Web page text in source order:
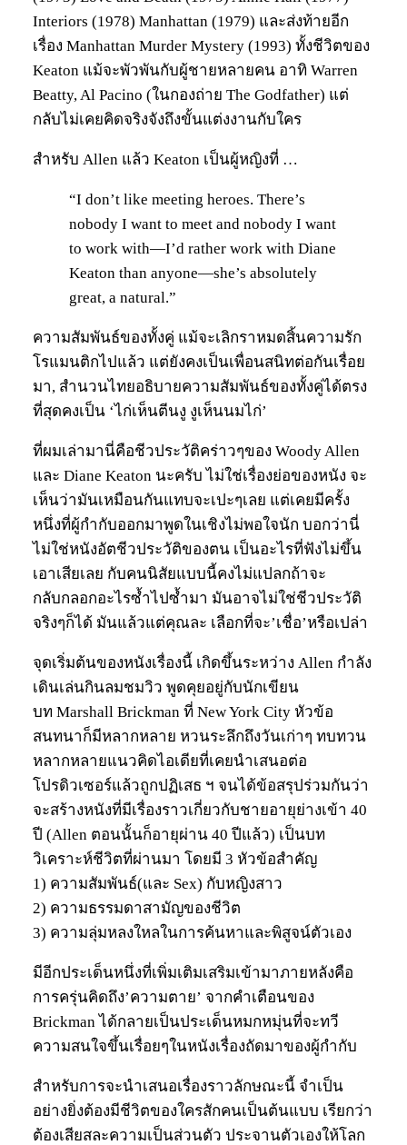
Interiors (1978) Manhattan (1979) และส่งท้ายอีก
เรื่อง Manhattan Murder Mystery (1993) ทั้งชีวิตของ
Keaton แม้จะพัวพันกับผู้ชายหลายคน อาทิ Warren
Beatty, Al Pacino (ในกองถ่าย The Godfather) แต่
กลับไม่เคยคิดจริงจังถึงขั้นแต่งงานกับใคร
สำหรับ Allen แล้ว Keaton เป็นผู้หญิงที่ …
“I don’t like meeting heroes. There’s
nobody I want to meet and nobody I want
to work with—I’d rather work with Diane
Keaton than anyone—she’s absolutely
great, a natural.”
ความสัมพันธ์ของทั้งคู่ แม้จะเลิกราหมดสิ้นความรัก
โรแมนติกไปแล้ว แต่ยังคงเป็นเพื่อนสนิทต่อกันเรื่อย
มา, สำนวนไทยอธิบายความสัมพันธ์ของทั้งคู่ได้ตรง
ที่สุดคงเป็น ‘ไก่เห็นตีนงู งูเห็นนมไก่’
ที่ผมเล่ามานี่คือชีวประวัติคร่าวๆของ Woody Allen
และ Diane Keaton นะครับ ไม่ใช่เรื่องย่อของหนัง จะ
เห็นว่ามันเหมือนกันแทบจะเปะๆเลย แต่เคยมีครั้ง
หนึ่งที่ผู้กำกับออกมาพูดในเชิงไม่พอใจนัก บอกว่านี่
ไม่ใช่หนังอัตชีวประวัติของตน เป็นอะไรที่ฟังไม่ขึ้น
เอาเสียเลย กับคนนิสัยแบบนี้คงไม่แปลกถ้าจะ
กลับกลอกอะไรซ้ำไปซ้ำมา มันอาจไม่ใช่ชีวประวัติ
จริงๆก็ได้ มันแล้วแต่คุณละ เลือกที่จะ’เชื่อ’หรือเปล่า
จุดเริ่มต้นของหนังเรื่องนี้ เกิดขึ้นระหว่าง Allen กำลัง
เดินเล่นกินลมชมวิว พูดคุยอยู่กับนักเขียน
บท Marshall Brickman ที่ New York City หัวข้อ
สนทนาก็มีหลากหลาย หวนระลึกถึงวันเก่าๆ ทบทวน
หลากหลายแนวคิดไอเดียที่เคยนำเสนอต่อ
โปรดิวเซอร์แล้วถูกปฏิเสธ ฯ จนได้ข้อสรุปร่วมกันว่า
จะสร้างหนังที่มีเรื่องราวเกี่ยวกับชายอายุย่างเข้า 40
ปี (Allen ตอนนั้นก็อายุผ่าน 40 ปีแล้ว) เป็นบท
วิเคราะห์ชีวิตที่ผ่านมา โดยมี 3 หัวข้อสำคัญ
1) ความสัมพันธ์(และ Sex) กับหญิงสาว
2) ความธรรมดาสามัญของชีวิต
3) ความลุ่มหลงใหลในการค้นหาและพิสูจน์ตัวเอง
มีอีกประเด็นหนึ่งที่เพิ่มเติมเสริมเข้ามาภายหลังคือ
การครุ่นคิดถึง’ความตาย’ จากคำเตือนของ
Brickman ได้กลายเป็นประเด็นหมกหมุ่นที่จะทวี
ความสนใจขึ้นเรื่อยๆในหนังเรื่องถัดมาของผู้กำกับ
สำหรับการจะนำเสนอเรื่องราวลักษณะนี้ จำเป็น
อย่างยิ่งต้องมีชีวิตของใครสักคนเป็นต้นแบบ เรียกว่า
ต้องเสียสละความเป็นส่วนตัว ประจานตัวเองให้โลก